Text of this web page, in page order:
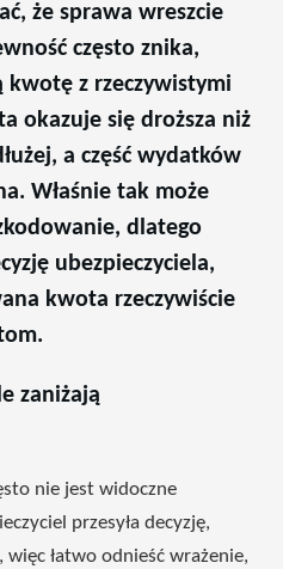
że sprawa wreszcie
często znika,
kwotę z rzeczywistymi
okazuje się droższa niż
a część wydatków
Właśnie tak może
dlatego
ubezpieczyciela,
kwota rzeczywiście
zaniżają
nie jest widoczne
przesyła decyzję,
łatwo odnieść wrażenie,